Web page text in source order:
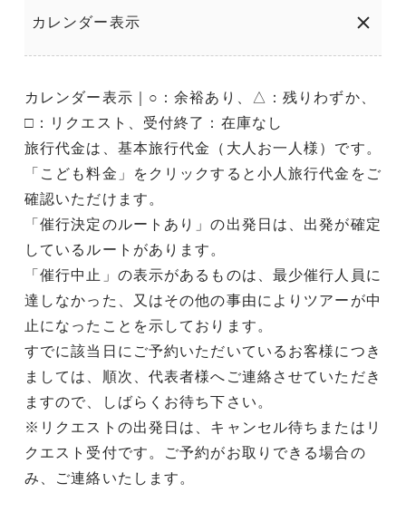
カレンダー表示
カレンダー表示｜○：余裕あり、△：残りわずか、
□：リクエスト、受付終了：在庫なし
旅行代金は、基本旅行代金（大人お一人様）です。
「こども料金」をクリックすると小人旅行代金をご
確認いただけます。
「催行決定のルートあり」の出発日は、出発が確定
しているルートがあります。
「催行中止」の表示があるものは、最少催行人員に
達しなかった、又はその他の事由によりツアーが中
止になったことを示しております。
すでに該当日にご予約いただいているお客様につき
ましては、順次、代表者様へご連絡させていただき
ますので、しばらくお待ち下さい。
※リクエストの出発日は、キャンセル待ちまたはリ
クエスト受付です。ご予約がお取りできる場合の
み、ご連絡いたします。